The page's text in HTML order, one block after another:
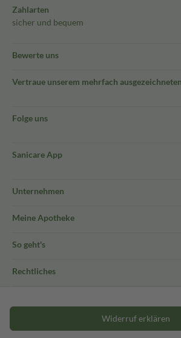
Zahlarten
sicher und bequem
Bewerte uns
Vertraue unserem mehrfach
Folge uns
Sanicare App
Unternehmen
Meine Apotheke
So geht's
Rechtliches
Widerruf erklären